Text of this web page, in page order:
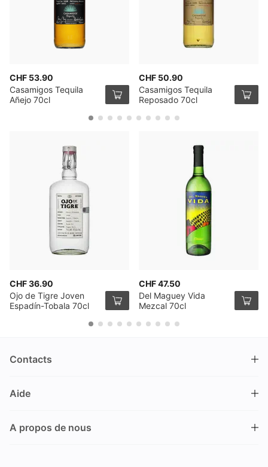
CHF 53.90
Casamigos Tequila
Añejo 70cl
CHF 50.90
Casamigos Tequila
Reposado 70cl
CHF 36.90
Ojo de Tigre Joven
Espadín-Tobala 70cl
CHF 47.50
Del Maguey Vida
Mezcal 70cl
Contacts
Nüschelerstrasse 35
Suisse
Aide
Processus de commande
A propos de nous